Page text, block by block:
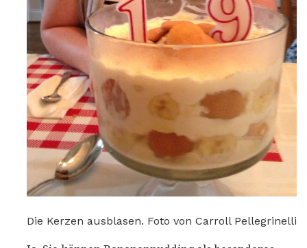
Die Kerzen ausblasen. Foto von Carroll Pellegrinelli